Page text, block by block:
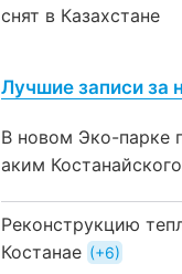
снят в Казахстане
Лучшие записи за
В новом Эко-парке
аким
Реконструкцию
Костанае
+6